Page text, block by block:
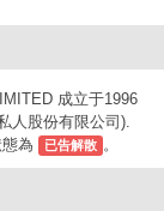
成立于1996
人股份有限公司).
為
已告解散 。